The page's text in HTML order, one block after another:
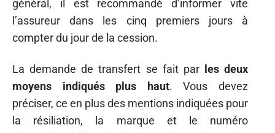
général, il est recommandé d’informer vite
l’assureur dans les cinq premiers jours à
compter du jour de la cession.
La demande de transfert se fait par les deux
moyens indiqués plus haut. Vous devez
préciser, ce en plus des mentions indiquées pour
la résiliation, la marque et le numéro